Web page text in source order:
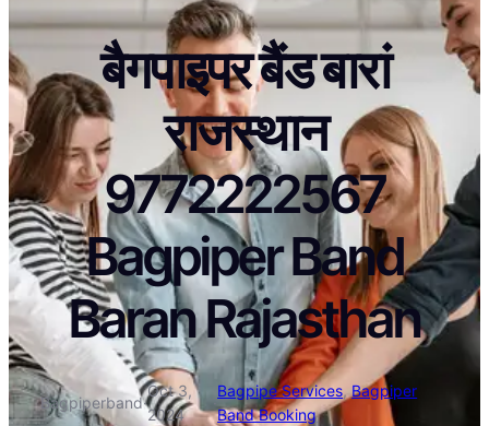
बैगपाइपर बैंड बारां
राजस्थान
9772222567
Bagpiper Band
Baran Rajasthan
Bagpiperband·
Oct 3,
2024
·
Bagpipe Services, Bagpiper
Band Booking